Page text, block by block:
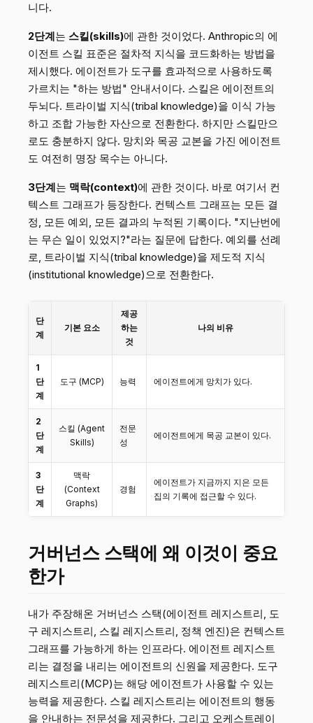
니다.
2단계는 스킬(skills)에 관한 것이었다. Anthropic의 에
이전트 스킬 표준은 절차적 지식을 코드화하는 방법을
제시했다. 에이전트가 도구를 효과적으로 사용하도록
가르치는 "하는 방법" 안내서이다. 스킬은 에이전트의
두뇌다. 트라이벌 지식(tribal knowledge)을 이식 가능
하고 조합 가능한 자산으로 전환한다. 하지만 스킬만으
로도 충분하지 않다. 망치와 목공 교본을 가진 에이전트
도 여전히 명장 목수는 아니다.
3단계는 맥락(context)에 관한 것이다. 바로 여기서 컨
텍스트 그래프가 등장한다. 컨텍스트 그래프는 모든 결
정, 모든 예외, 모든 결과의 누적된 기록이다. "지난번에
는 무슨 일이 있었지?"라는 질문에 답한다. 예외를 선례
로, 트라이벌 지식(tribal knowledge)을 제도적 지식
(institutional knowledge)으로 전환한다.
단
계
기본 요소
제공
하는
것
나의 비유
1
단
계
도구 (MCP) 능력 에이전트에게 망치가 있다.
2
단
계
스킬 (Agent
Skills)
전문
성
에이전트에게 목공 교본이 있다.
3
단
계
맥락
(Context
Graphs)
경험
에이전트가 지금까지 지은 모든
집의 기록에 접근할 수 있다.
거버넌스 스택에 왜 이것이 중요
한가
내가 주장해온 거버넌스 스택(에이전트 레지스트리, 도
구 레지스트리, 스킬 레지스트리, 정책 엔진)은 컨텍스트
그래프를 가능하게 하는 인프라다. 에이전트 레지스트
리는 결정을 내리는 에이전트의 신원을 제공한다. 도구
레지스트리(MCP)는 해당 에이전트가 사용할 수 있는
능력을 제공한다. 스킬 레지스트리는 에이전트의 행동
을 안내하는 전문성을 제공한다. 그리고 오케스트레이